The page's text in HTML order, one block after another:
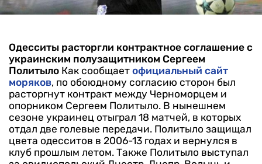
Одесситы расторгли контрактное соглашение с
украинским полузащитником Сергеем
Политыло Как сообщает официальный сайт
моряков, по обоюдному согласию сторон был
расторгнут контракт между Черноморцем и
опорником Сергеем Политыло. В нынешнем
сезоне украинец отыграл 18 матчей, в которых
отдал две голевые передачи. Политыло защищал
цвета одесситов в 2006-13 годах и вернулся в
клуб прошлым летом. Также Политыло выступал